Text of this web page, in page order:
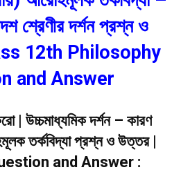
শ্রেণীর দর্শন প্রশ্ন ও
12th Philosophy
and Answer
| উচ্চমাধ্যমিক দর্শন – কারণ
তর্কবিদ্যা প্রশ্ন ও উত্তর |
and Answer :